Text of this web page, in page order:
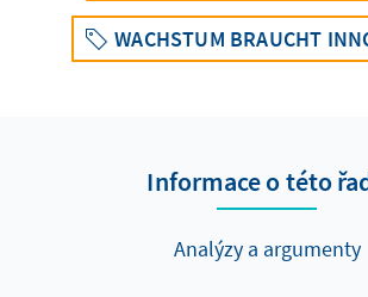
WACHSTUM BRAUCHT
Informace o této
Analýzy a argumenty